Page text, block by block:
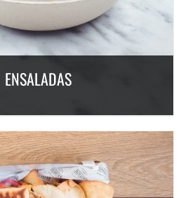
ENSALADAS